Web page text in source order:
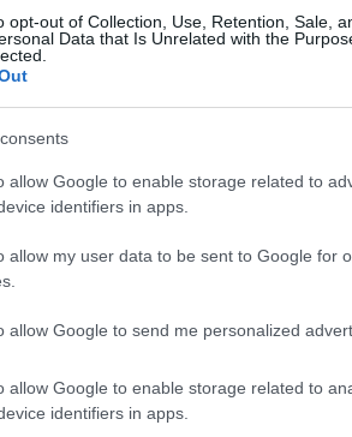
opt-out of Collection, Use, Retention, Sale,
Data that Is Unrelated with the
allow Google to enable storage related to
identifiers in apps.
allow my user data to be sent to Google for
allow Google to send me personalized
allow Google to enable storage related to
identifiers in apps.
ήταν οι κανόνες που αφορούσαν στη
Συμβουλίου της Επικρατείας με την
της ΕΡΤ, ήταν μερικώς στηριγμένη
το Δικαστήριο κάνει ξεκάθαρη
η σύγκληση των μελών της δημόσιας
νομοθετική εξουσία.
οι νόμοι αυτοί άλλαξαν ξαφνικά, χωρίς
Ευρωπαϊκές πρακτικές που προέβλεπαν
των ιθυνόντων της δημόσιας
του Εποπτικού Συμβουλίου ήταν κάτι
ότι η νέα διαδικασία
και τον πλουραλισμό, καθώς η
με απλή πλειοψηφία που βασίζεται στις